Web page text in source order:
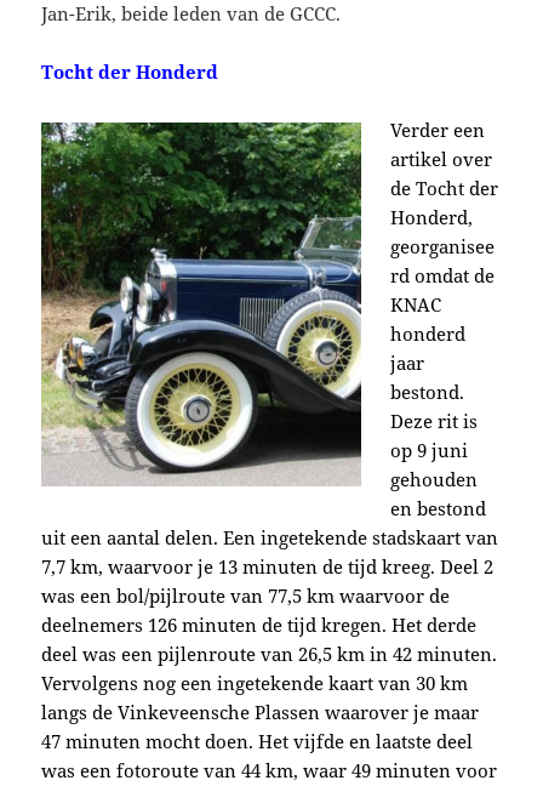
Jan-Erik, beide leden van de GCCC.
Tocht der Honderd
Verder een
artikel over
de Tocht der
Honderd,
georganisee
rd omdat de
KNAC
honderd
jaar
bestond.
Deze rit is
op 9 juni
gehouden
en bestond
uit een aantal delen. Een ingetekende stadskaart van
7,7 km, waarvoor je 13 minuten de tijd kreeg. Deel 2
was een bol/pijlroute van 77,5 km waarvoor de
deelnemers 126 minuten de tijd kregen. Het derde
deel was een pijlenroute van 26,5 km in 42 minuten.
Vervolgens nog een ingetekende kaart van 30 km
langs de Vinkeveensche Plassen waarover je maar
47 minuten mocht doen. Het vijfde en laatste deel
was een fotoroute van 44 km, waar 49 minuten voor